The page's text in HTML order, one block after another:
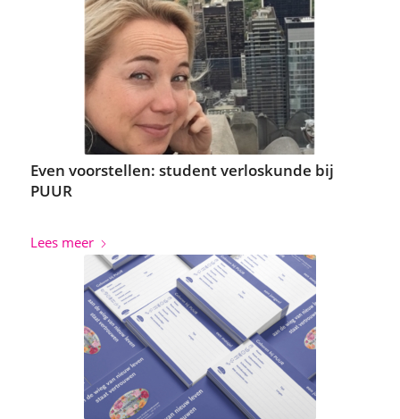
Even voorstellen: student verloskunde bij
PUUR
Lees meer